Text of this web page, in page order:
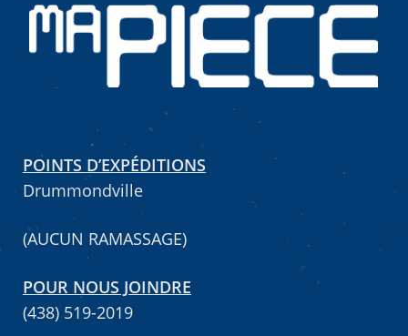
POINTS D’EXPÉDITIONS
Drummondville
(AUCUN RAMASSAGE)
POUR NOUS JOINDRE
(438) 519-2019